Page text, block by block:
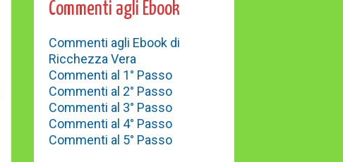
Commenti agli Ebook
Commenti agli Ebook di
Ricchezza Vera
Commenti al 1° Passo
Commenti al 2° Passo
Commenti al 3° Passo
Commenti al 4° Passo
Commenti al 5° Passo